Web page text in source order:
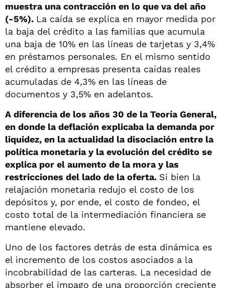
muestra una contracción en lo que va del año
(-5%). La caída se explica en mayor medida por
la baja del crédito a las familias que acumula
una baja de 10% en las líneas de tarjetas y 3,4%
en préstamos personales. En el mismo sentido
el crédito a empresas presenta caídas reales
acumuladas de 4,3% en las líneas de
documentos y 3,5% en adelantos.
A diferencia de los años 30 de la Teoría General,
en donde la deflación explicaba la demanda por
liquidez, en la actualidad la disociación entre la
política monetaria y la evolución del crédito se
explica por el aumento de la mora y las
restricciones del lado de la oferta. Si bien la
relajación monetaria redujo el costo de los
depósitos y, por ende, el costo de fondeo, el
costo total de la intermediación financiera se
mantiene elevado.
Uno de los factores detrás de esta dinámica es
el incremento de los costos asociados a la
incobrabilidad de las carteras. La necesidad de
absorber el impago de una proporción creciente